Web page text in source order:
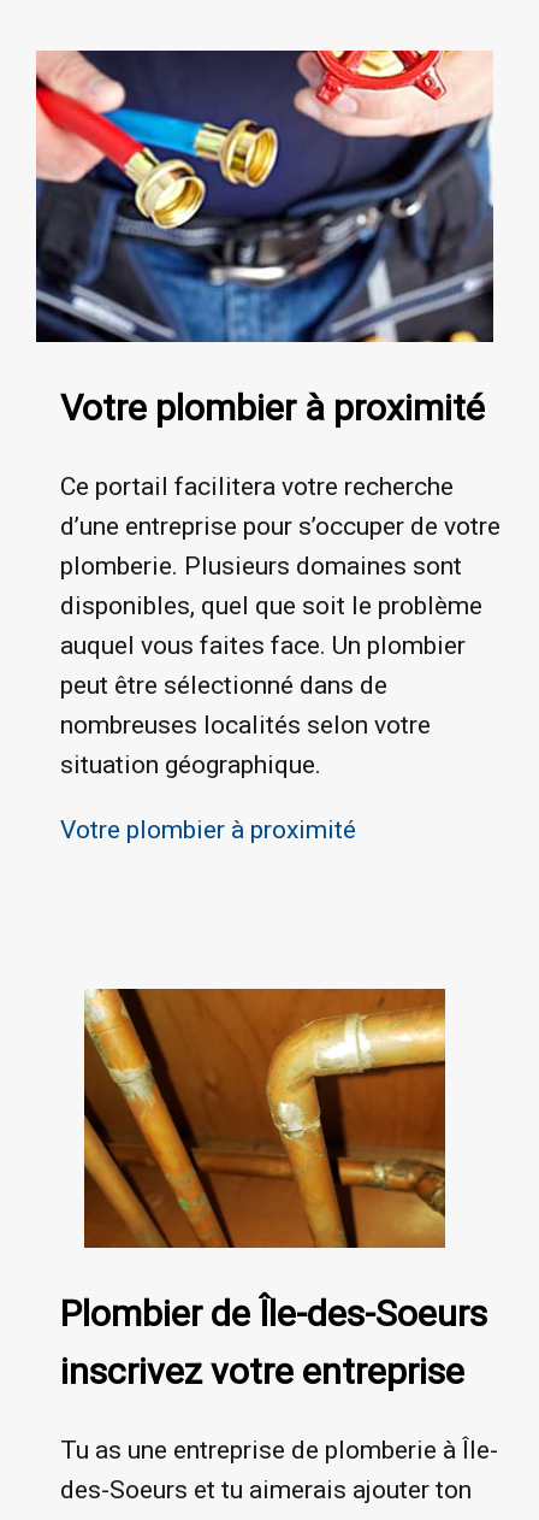
Votre plombier à proximité
Ce portail facilitera votre recherche
d’une entreprise pour s’occuper de votre
plomberie. Plusieurs domaines sont
disponibles, quel que soit le problème
auquel vous faites face. Un plombier
peut être sélectionné dans de
nombreuses localités selon votre
situation géographique.
Votre plombier à proximité
Plombier de Île-des-Soeurs
inscrivez votre entreprise
Tu as une entreprise de plomberie à Île-
des-Soeurs et tu aimerais ajouter ton